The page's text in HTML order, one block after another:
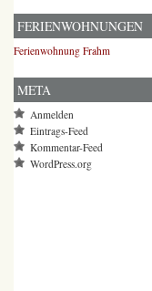
FERIENWOHNUNGEN
Ferienwohnung Frahm
META
Anmelden
Eintrags-Feed
Kommentar-Feed
WordPress.org